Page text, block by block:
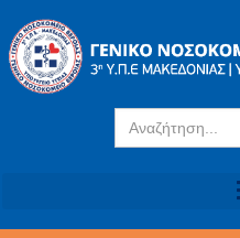
Search
for: